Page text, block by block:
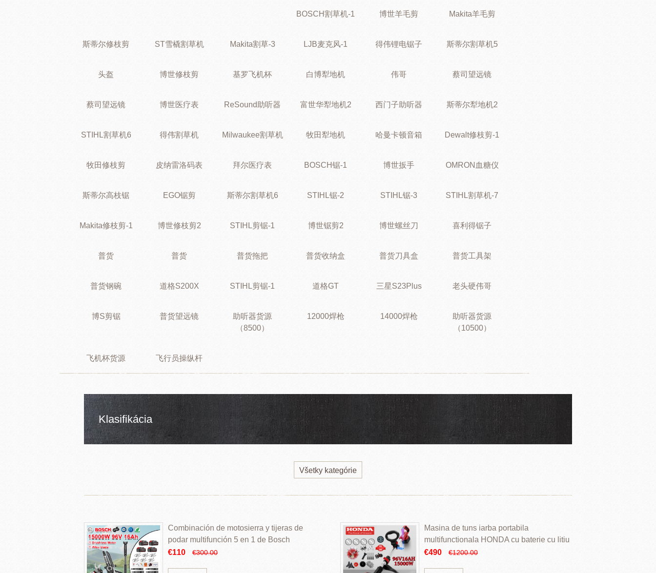
BOSCH割草机-1 博世羊毛剪 Makita羊毛剪
斯蒂尔修枝剪 ST雪橇割草机 Makita割草-3 LJB麦克风-1 得伟锂电锯子 斯蒂尔割草机5
头盔 博世修枝剪 基罗飞机杯 白博犁地机 伟哥 蔡司望远镜
蔡司望远镜 博世医疗表 ReSound助听器 富世华犁地机2 西门子助听器 斯蒂尔犁地机2
STIHL割草机6 得伟割草机 Milwaukee割草机 牧田犁地机 哈曼卡顿音箱 Dewalt修枝剪-1
牧田修枝剪 皮纳雷洛码表 拜尔医疗表 BOSCH锯-1 博世扳手 OMRON血糖仪
斯蒂尔高枝锯 EGO锯剪 斯蒂尔割草机6 STIHL锯-2 STIHL锯-3 STIHL割草机-7
Makita修枝剪-1 博世修枝剪2 STIHL剪锯-1 博世锯剪2 博世螺丝刀 喜利得锯子
普货 普货 普货拖把 普货收纳盒 普货刀具盒 普货工具架
普货钢碗 道格S200X STIHL剪锯-1 道格GT 三星S23Plus 老头硬伟哥
博S剪锯 普货望远镜
助听器货源
（8500）
12000焊枪 14000焊枪
助听器货源
（10500）
飞机杯货源 飞行员操纵杆
Klasifikácia
Všetky kategórie
Combinación de motosierra y tijeras de
podar multifunción 5 en 1 de Bosch
€110
€300.00
Masina de tuns iarba portabila
multifunctionala HONDA cu baterie cu litiu
€490
€1200.00